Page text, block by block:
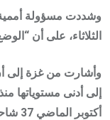
وشددت مسؤولة أممية
الثلاثاء، على أن
وأشارت من غزة إلى
إلى أدنى مستوياتها
أكتوبر الماضي 37 شاحنة يوميا، عبر قطاع غزة بأكمله”.